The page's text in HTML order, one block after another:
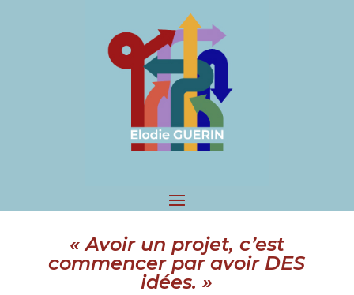
« Avoir un projet, c’est
commencer par avoir DES
idées. »